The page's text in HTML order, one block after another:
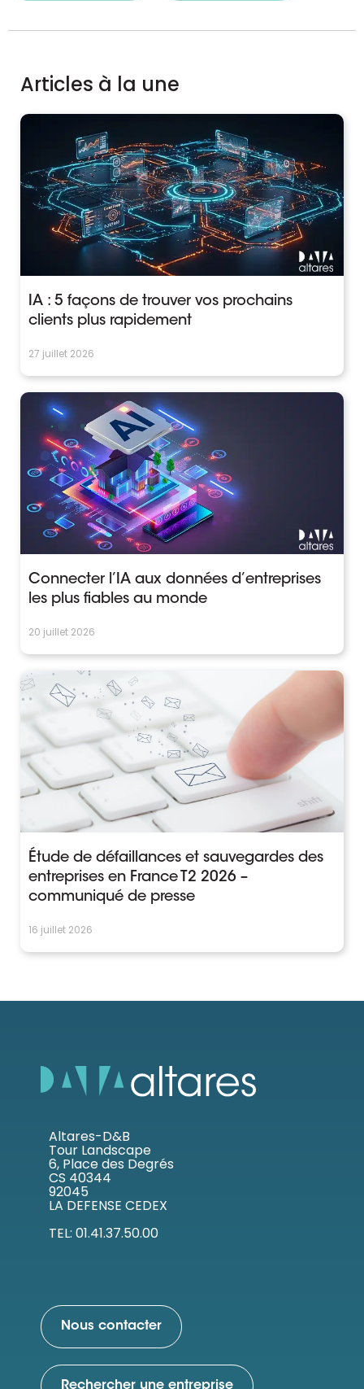
Articles à la une
IA : 5 façons de trouver vos prochains
clients plus rapidement
27 juillet 2026
Connecter l’IA aux données d’entreprises
les plus fiables au monde
20 juillet 2026
Étude de défaillances et sauvegardes des
entreprises en France T2 2026 –
communiqué de presse
16 juillet 2026
Altares-D&B
Tour Landscape
6, Place des Degrés
CS 40344
92045
LA DEFENSE CEDEX
TEL: 01.41.37.50.00
Nous contacter
Rechercher une entreprise